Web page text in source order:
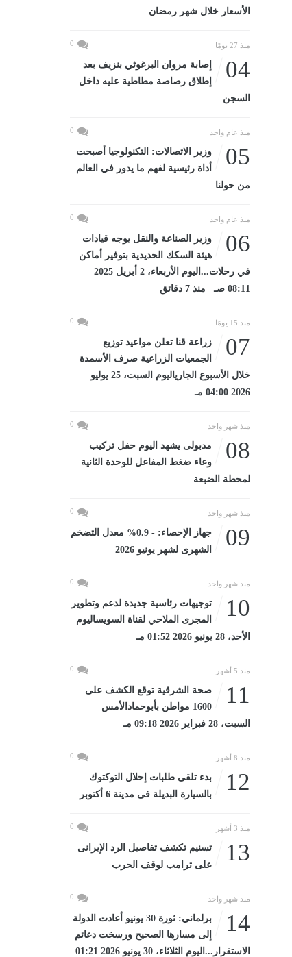
الأسعار خلال شهر رمضان
منذ 27 يومًا 0
04
إصابة مروان البرغوثي بنزيف بعد
إطلاق رصاصة مطاطية عليه داخل
السجن
منذ عام واحد 0
05
وزير الاتصالات: التكنولوجيا أصبحت
أداة رئيسية لفهم ما يدور في العالم
من حولنا
منذ عام واحد 0
06
وزير الصناعة والنقل يوجه قيادات
هيئة السكك الحديدية بتوفير أماكن
في رحلات...اليوم الأربعاء، 2 أبريل 2025
08:11 صـ منذ 7 دقائق
منذ 15 يومًا 0
07
زراعة قنا تعلن مواعيد توزيع
الجمعيات الزراعية صرف الأسمدة
خلال الأسبوع الجارياليوم السبت، 25 يوليو
2026 04:00 مـ
منذ شهر واحد 0
08
مدبولى يشهد اليوم حفل تركيب
وعاء ضغط المفاعل للوحدة الثانية
لمحطة الضبعة
منذ شهر واحد 0
09
جهاز الإحصاء: - 0.9% معدل التضخم
الشهرى لشهر يونيو 2026
منذ شهر واحد 0
10
توجيهات رئاسية جديدة لدعم وتطوير
المجرى الملاحي لقناة السويساليوم
الأحد، 28 يونيو 2026 01:52 مـ
منذ 5 أشهر 0
11
صحة الشرقية توقع الكشف على
1600 مواطن بأبوحمادالأمس
السبت، 28 فبراير 2026 09:18 مـ
منذ 8 أشهر 0
12
بدء تلقى طلبات إحلال التوكتوك
بالسيارة البديلة فى مدينة 6 أكتوبر
منذ 3 أشهر 0
13
تسنيم تكشف تفاصيل الرد الإيرانى
على ترامب لوقف الحرب
منذ شهر واحد 0
14
برلماني: ثورة 30 يونيو أعادت الدولة
إلى مسارها الصحيح ورسخت دعائم
الاستقرار...اليوم الثلاثاء، 30 يونيو 2026 01:21